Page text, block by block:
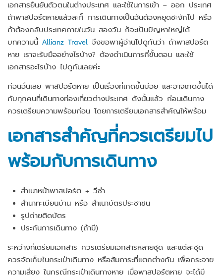
เอกสารยืนยันตัวตนในต่างประเทศ และใช้ในการเข้า – ออก ประเทศ
ถ้าพาสปอร์ตหายแล้วละก็ การเดินทางเป็นอันต้องหยุดชะงักไป หรือ
ถ้าต้องกลับประเทศภายในวัน สองวัน ก็จะเป็นปัญหาใหญ่ได้
บทความนี้ Allianz Travel จึงขอพาผู้อ่านไปดูกันว่า ถ้าพาสปอร์ต
หาย เราจะรับมืออย่างไรบ้าง? ต้องดำเนินการกี่ขั้นตอน และใช้
เอกสารอะไรบ้าง ไปดูกันเลยค่ะ
ก่อนอื่นเลย พาสปอร์ตหาย เป็นเรื่องที่เกิดขึ้นบ่อย และอาจเกิดขึ้นได้
กับทุกคนที่เดินทางท่องเที่ยวต่างประเทศ ดังนั้นแล้ว ก่อนเดินทาง
ควรเตรียมความพร้อมก่อน โดยการเตรียมเอกสารสำคัญให้พร้อม
เอกสารสำคัญที่ควรเตรียมไป
พร้อมกับการเดินทาง
สำเนาหน้าพาสปอร์ต + วีซ่า
สำนาทะเบียนบ้าน หรือ สำเนาบัตรประชาชน
รูปถ่ายติดบัตร
ประกันการเดินทาง (ถ้ามี)
ระหว่างที่เตรียมเอกสาร ควรเตรียมเอกสารหลายชุด และแต่ละชุด
ควรจัดเก็บในกระเป๋าเดินทาง หรือสัมภาระที่แตกต่างกัน เพื่อกระจาย
ความเสี่ยง ในกรณีกระเป๋าเดินทางหาย เมื่อพาสปอร์ตหาย จะได้มี